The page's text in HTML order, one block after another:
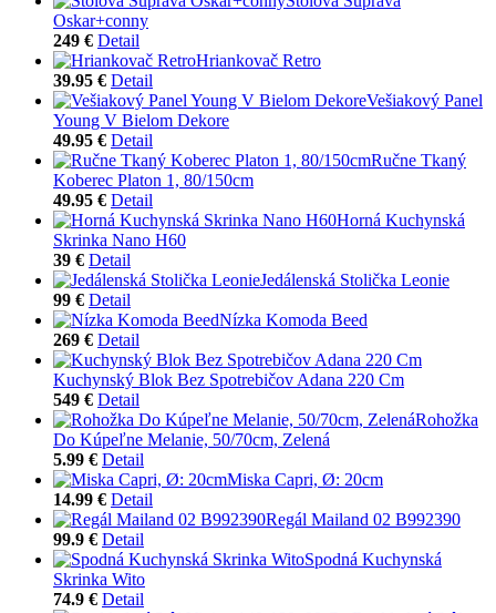
Oskar+conny
249 € Detail
Hriankovač Retro
39.95 € Detail
Vešiakový Panel
Young V Bielom Dekore
49.95 € Detail
Ručne Tkaný
Koberec Platon 1, 80/150cm
49.95 € Detail
Horná Kuchynská
Skrinka Nano H60
39 € Detail
Jedálenská Stolička Leonie
99 € Detail
Nízka Komoda Beed
269 € Detail
Kuchynský Blok Bez Spotrebičov Adana 220 Cm
549 € Detail
Rohožka
Do Kúpeľne Melanie, 50/70cm, Zelená
5.99 € Detail
Miska Capri, Ø: 20cm
14.99 € Detail
Regál Mailand 02 B992390
99.9 € Detail
Spodná Kuchynská
Skrinka Wito
74.9 € Detail